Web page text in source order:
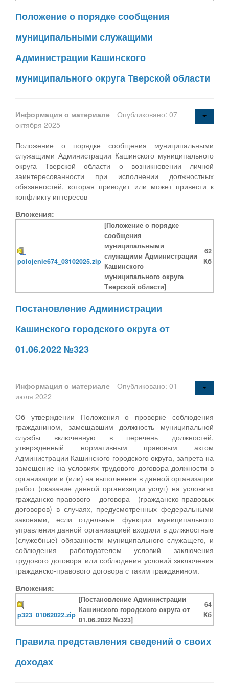
Положение о порядке сообщения
муниципальными служащими
Администрации Кашинского
муниципального округа Тверской области
Информация о материале
Опубликовано: 07
октября 2025
Положение о порядке сообщения муниципальными
служащими Администрации Кашинского муниципального
округа Тверской области о возникновении личной
заинтересованности при исполнении должностных
обязанностей, которая приводит или может привести к
конфликту интересов
Вложения:
polojenie674_03102025.zip
[Положение о порядке
сообщения
муниципальными
служащими Администрации
Кашинского
муниципального округа
Тверской области]
62
Кб
Постановление Администрации
Кашинского городского округа от
01.06.2022 №323
Информация о материале
Опубликовано: 01
июля 2022
Об утверждении Положения о проверке соблюдения
гражданином, замещавшим должность муниципальной
службы включенную в перечень должностей,
утвержденный нормативным правовым актом
Администрации Кашинского городского округа, запрета на
замещение на условиях трудового договора должности в
организации и (или) на выполнение в данной организации
работ (оказание данной организации услуг) на условиях
гражданско-правового договора (гражданско-правовых
договоров) в случаях, предусмотренных федеральными
законами, если отдельные функции муниципального
управления данной организацией входили в должностные
(служебные) обязанности муниципального служащего, и
соблюдения работодателем условий заключения
трудового договора или соблюдения условий заключения
гражданско-правового договора с таким гражданином.
Вложения:
p323_01062022.zip
[Постановление Администрации
Кашинского городского округа от
01.06.2022 №323]
64
Кб
Правила представления сведений о своих
доходах